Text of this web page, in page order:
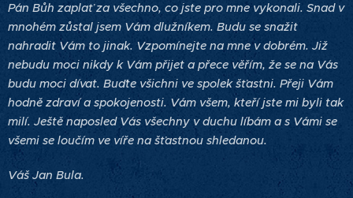
Pán Bůh zaplať za všechno, co jste pro mne vykonali. Snad v
mnohém zůstal jsem Vám dlužníkem. Budu se snažit
nahradit Vám to jinak. Vzpomínejte na mne v dobrém. Již
nebudu moci nikdy k Vám přijet a přece věřím, že se na Vás
budu moci dívat. Buďte všichni ve spolek šťastni. Přeji Vám
hodně zdraví a spokojenosti. Vám všem, kteří jste mi byli tak
milí. Ještě naposled Vás všechny v duchu líbám a s Vámi se
všemi se loučím ve víře na šťastnou shledanou.
Váš Jan Bula.